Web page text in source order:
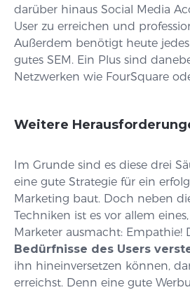
darüber hinaus Social Media
User zu erreichen und
Außerdem benötigt heute
gutes SEM. Ein Plus sind
Netzwerken wie FourSquare
Weitere
Im Grunde sind es diese drei
eine gute Strategie für ein
Marketing baut. Doch neben
Techniken ist es vor allem
Marketer ausmacht: Empathie!
Bedürfnisse des Users
ihn hineinversetzen können,
erreichst. Denn eine gute